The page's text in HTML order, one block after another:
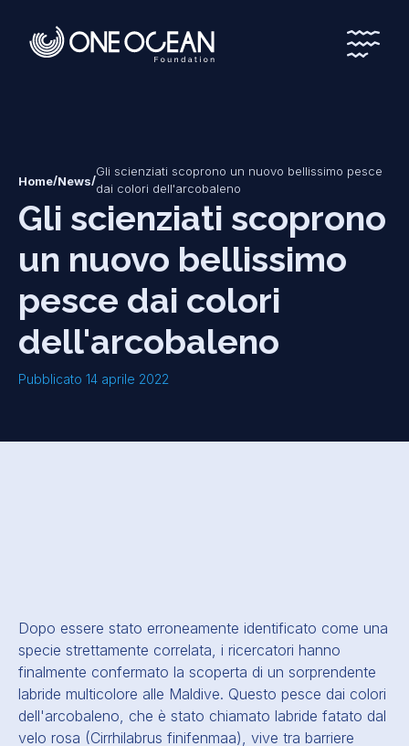
*
*
Home/News/
Gli scienziati scoprono un nuovo bellissimo pesce
dai colori dell'arcobaleno
Gli scienziati scoprono
un nuovo bellissimo
pesce dai colori
dell'arcobaleno
Pubblicato 14 aprile 2022
Dopo essere stato erroneamente identificato come una
specie strettamente correlata, i ricercatori hanno
finalmente confermato la scoperta di un sorprendente
labride multicolore alle Maldive. Questo pesce dai colori
dell'arcobaleno, che è stato chiamato labride fatato dal
velo rosa (Cirrhilabrus finifenmaa), vive tra barriere